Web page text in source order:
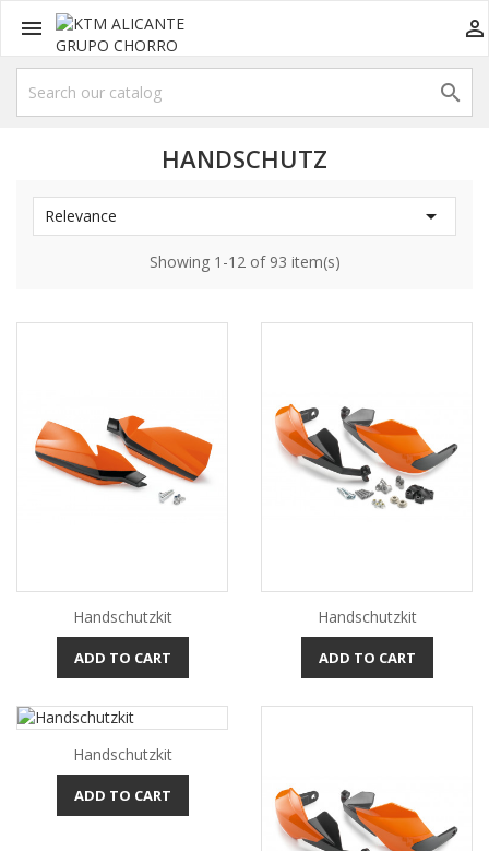
 

HANDSCHUTZ
Relevance 
Showing 1-12 of 93 item(s)
Handschutzkit
ADD TO CART
Handschutzkit
ADD TO CART
Handschutzkit
ADD TO CART